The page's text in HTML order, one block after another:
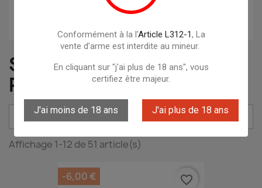
Conformément à la l'Article L312-1, La
vente d'arme est interdite au mineur.
En cliquant sur "j'ai plus de 18 ans", vous
certifiez être majeur.
J'ai moins de 18 ans J'ai plus de 18 ans
SERVICE KIT /
RÉPARATION
Pertinence
Affichage 1-12 de 51 article(s)
-6,00 € favorite_border